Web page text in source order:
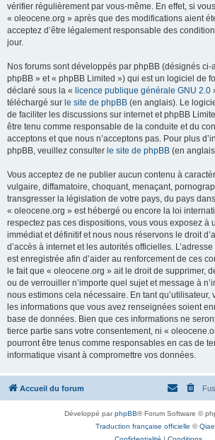
vérifier régulièrement par vous-même. En effet, si
« oleocene.org » après que des modifications aient
acceptez d’être légalement responsable des
jour.
Nos forums sont développés par phpBB (désignés ci-
phpBB » et « phpBB Limited ») qui est un logiciel de
déclaré sous la « licence publique générale GNU 2.0
téléchargé sur le site de phpBB (en anglais). Le
de faciliter les discussions sur internet et phpBB
être tenu comme responsable de la conduite et du
acceptons et que nous n’acceptons pas. Pour plus
phpBB, veuillez consulter le site de phpBB (en
Vous acceptez de ne publier aucun contenu à
vulgaire, diffamatoire, choquant, menaçant,
transgresser la législation de votre pays, du pays
« oleocene.org » est hébergé ou encore la loi
respectez pas ces dispositions, vous vous exposez à
immédiat et définitif et nous nous réservons le droit
d’accès à internet et les autorités officielles.
est enregistrée afin d’aider au renforcement de ces
le fait que « oleocene.org » ait le droit de supprimer,
ou de verrouiller n’importe quel sujet et message à
nous estimons cela nécessaire. En tant qu’utilisateur,
les informations que vous avez renseignées soient
base de données. Bien que ces informations ne
tierce partie sans votre consentement, ni «
pourront être tenus comme responsables en cas de
informatique visant à compromettre vos données.
Accueil du forum
Développé parphpBB® Forum Software ©
Traduction française officielle ©